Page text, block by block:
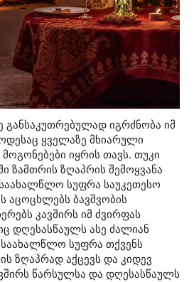
იგრძნობა იმ
ყველაზე მხიარული
იყრის თავს. თუკი
ზამთრის ზღაპრის შემოყვანა
სუფრა საუკეთესო
აცოცხლებს ბავშვობის
კავშირს იმ ძვირფას
დღესასწაულს ასე ძალიან
საახალწლო სუფრა თქვენს
ზღაპრად აქცევს და კიდევ
წარსულსა და დღესასწაულს